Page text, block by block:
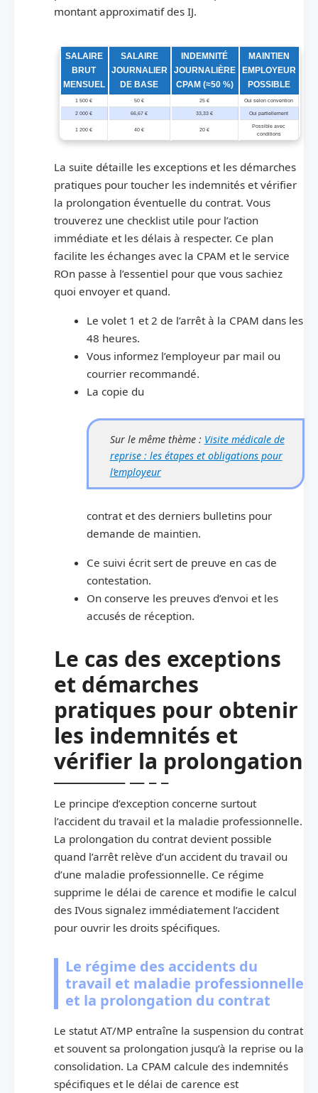
montant approximatif des IJ.
SALAIRE
BRUT
MENSUEL
SALAIRE
JOURNALIER
DE BASE
INDEMNITÉ
JOURNALIÈRE
CPAM (≈50 %)
MAINTIEN
EMPLOYEUR
POSSIBLE
1 500 € 50 € 25 € Oui selon convention
2 000 € 66,67 € 33,33 € Oui partiellement
1 200 € 40 € 20 €
Possible avec
conditions
La suite détaille les exceptions et les démarches
pratiques pour toucher les indemnités et vérifier
la prolongation éventuelle du contrat. Vous
trouverez une checklist utile pour l’action
immédiate et les délais à respecter. Ce plan
facilite les échanges avec la CPAM et le service
ROn passe à l’essentiel pour que vous sachiez
quoi envoyer et quand.
Le volet 1 et 2 de l’arrêt à la CPAM dans les
48 heures.
Vous informez l’employeur par mail ou
courrier recommandé.
La copie du
Sur le même thème : Visite médicale de
reprise : les étapes et obligations pour
l’employeur
contrat et des derniers bulletins pour
demande de maintien.
Ce suivi écrit sert de preuve en cas de
contestation.
On conserve les preuves d’envoi et les
accusés de réception.
Le cas des exceptions
et démarches
pratiques pour obtenir
les indemnités et
vérifier la prolongation
Le principe d’exception concerne surtout
l’accident du travail et la maladie professionnelle.
La prolongation du contrat devient possible
quand l’arrêt relève d’un accident du travail ou
d’une maladie professionnelle. Ce régime
supprime le délai de carence et modifie le calcul
des IVous signalez immédiatement l’accident
pour ouvrir les droits spécifiques.
Le régime des accidents du
travail et maladie professionnelle
et la prolongation du contrat
Le statut AT/MP entraîne la suspension du contrat
et souvent sa prolongation jusqu’à la reprise ou la
consolidation. La CPAM calcule des indemnités
spécifiques et le délai de carence est